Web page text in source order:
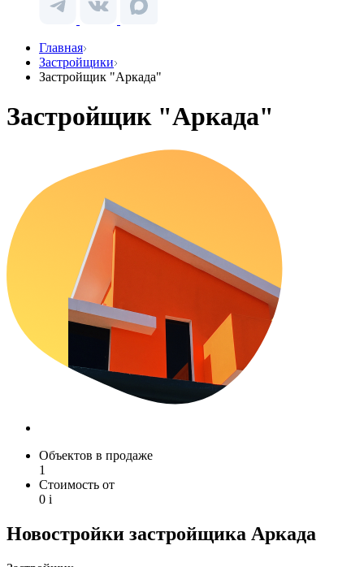
Главная
Застройщики
Застройщик "Аркада"
Застройщик "Аркада"
Объектов в продаже
1
Стоимость от
0 i
Новостройки застройщика Аркада